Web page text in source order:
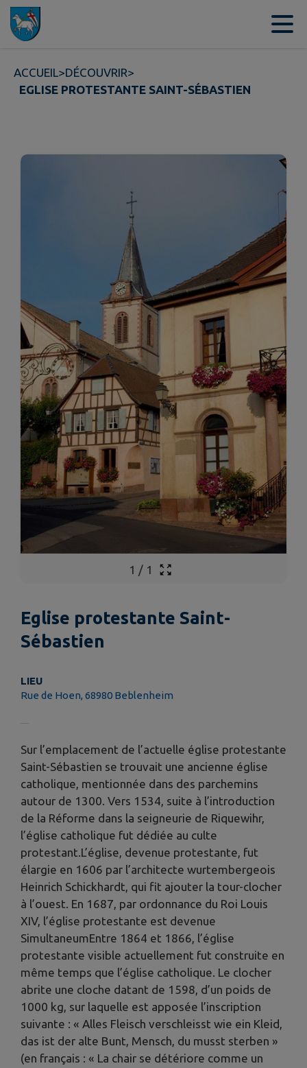
Contenu
ACCUEIL>DÉCOUVRIR>
EGLISE PROTESTANTE SAINT-SÉBASTIEN
1 / 1
Eglise protestante Saint-
Sébastien
LIEU
Rue de Hoen, 68980 Beblenheim
Sur l’emplacement de l’actuelle église protestante
Saint-Sébastien se trouvait une ancienne église
catholique, mentionnée dans des parchemins
autour de 1300. Vers 1534, suite à l’introduction
de la Réforme dans la seigneurie de Riquewihr,
l’église catholique fut dédiée au culte
protestant.L’église, devenue protestante, fut
élargie en 1606 par l’architecte wurtembergeois
Heinrich Schickhardt, qui fit ajouter la tour-clocher
à l’ouest. En 1687, par ordonnance du Roi Louis
XIV, l’église protestante est devenue
SimultaneumEntre 1864 et 1866, l’église
protestante visible actuellement fut construite en
même temps que l’église catholique. Le clocher
abrite une cloche datant de 1598, d’un poids de
1000 kg, sur laquelle est apposée l’inscription
suivante : « Alles Fleisch verschleisst wie ein Kleid,
das ist der alte Bunt, Mensch, du musst sterben »
(en français : « La chair se détériore comme un